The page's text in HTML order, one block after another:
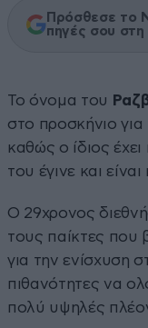
Πρόσθεσε το
πηγές σου στη
Το όνομα του
στο προσκήνιο για
καθώς ο ίδιος
του έγινε και
Ο 29χρονος
τους παίκτες που
για την ενίσχυση
πιθανότητες να
πολύ υψηλές